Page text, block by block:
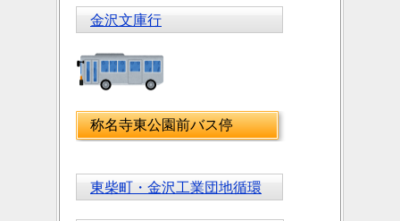
金沢文庫行
称名寺東公園前バス停
東柴町・金沢工業団地循環